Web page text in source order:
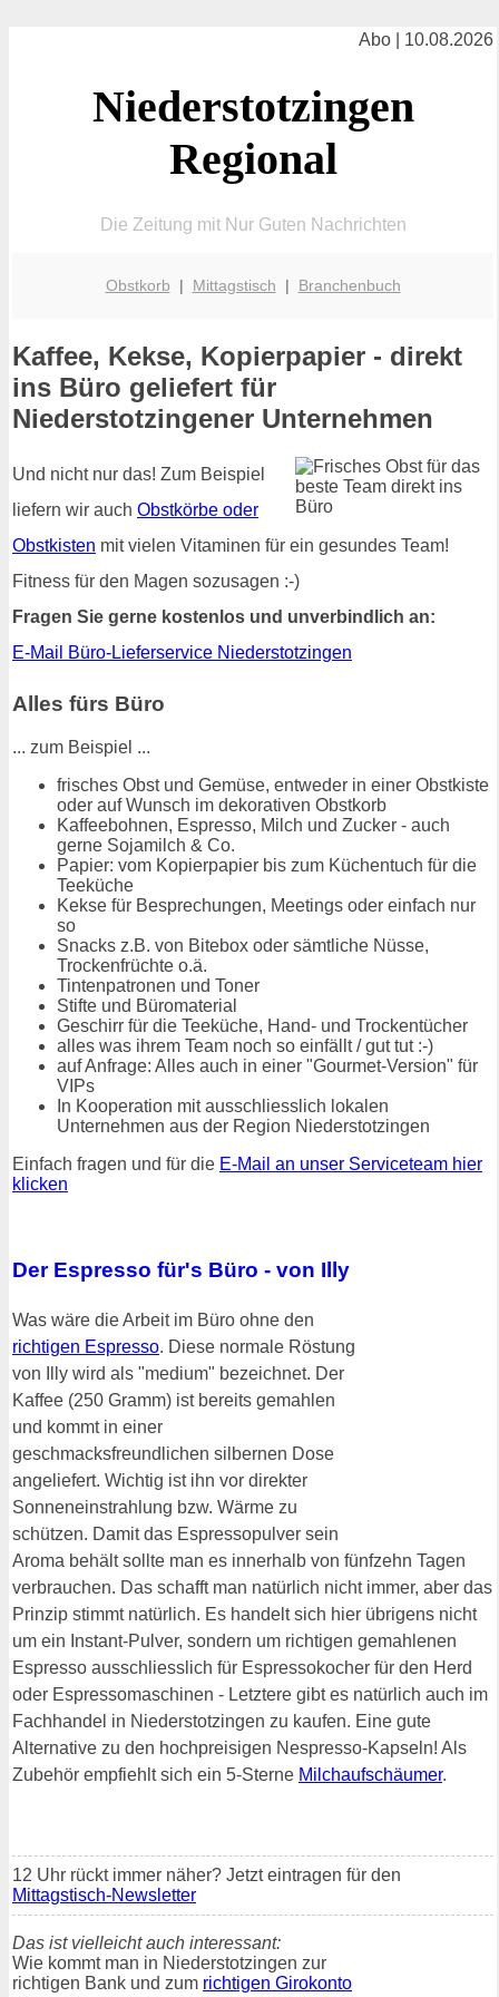
Abo | 10.08.2026
Niederstotzingen
Regional
Die Zeitung mit Nur Guten Nachrichten
Obstkorb | Mittagstisch | Branchenbuch
Kaffee, Kekse, Kopierpapier - direkt
ins Büro geliefert für
Niederstotzingener Unternehmen
Und nicht nur das! Zum Beispiel
liefern wir auch Obstkörbe oder
Obstkisten mit vielen Vitaminen für ein gesundes Team!
Fitness für den Magen sozusagen :-)
Fragen Sie gerne kostenlos und unverbindlich an:
E-Mail Büro-Lieferservice Niederstotzingen
Alles fürs Büro
... zum Beispiel ...
frisches Obst und Gemüse, entweder in einer Obstkiste
oder auf Wunsch im dekorativen Obstkorb
Kaffeebohnen, Espresso, Milch und Zucker - auch
gerne Sojamilch & Co.
Papier: vom Kopierpapier bis zum Küchentuch für die
Teeküche
Kekse für Besprechungen, Meetings oder einfach nur
so
Snacks z.B. von Bitebox oder sämtliche Nüsse,
Trockenfrüchte o.ä.
Tintenpatronen und Toner
Stifte und Büromaterial
Geschirr für die Teeküche, Hand- und Trockentücher
alles was ihrem Team noch so einfällt / gut tut :-)
auf Anfrage: Alles auch in einer "Gourmet-Version" für
VIPs
In Kooperation mit ausschliesslich lokalen
Unternehmen aus der Region Niederstotzingen
Einfach fragen und für die E-Mail an unser Serviceteam hier
klicken
Der Espresso für's Büro - von Illy
Was wäre die Arbeit im Büro ohne den
richtigen Espresso. Diese normale Röstung
von Illy wird als "medium" bezeichnet. Der
Kaffee (250 Gramm) ist bereits gemahlen
und kommt in einer
geschmacksfreundlichen silbernen Dose
angeliefert. Wichtig ist ihn vor direkter
Sonneneinstrahlung bzw. Wärme zu
schützen. Damit das Espressopulver sein
Aroma behält sollte man es innerhalb von fünfzehn Tagen
verbrauchen. Das schafft man natürlich nicht immer, aber das
Prinzip stimmt natürlich. Es handelt sich hier übrigens nicht
um ein Instant-Pulver, sondern um richtigen gemahlenen
Espresso ausschliesslich für Espressokocher für den Herd
oder Espressomaschinen - Letztere gibt es natürlich auch im
Fachhandel in Niederstotzingen zu kaufen. Eine gute
Alternative zu den hochpreisigen Nespresso-Kapseln! Als
Zubehör empfiehlt sich ein 5-Sterne Milchaufschäumer.
12 Uhr rückt immer näher? Jetzt eintragen für den
Mittagstisch-Newsletter
Das ist vielleicht auch interessant:
Wie kommt man in Niederstotzingen zur
richtigen Bank und zum richtigen Girokonto